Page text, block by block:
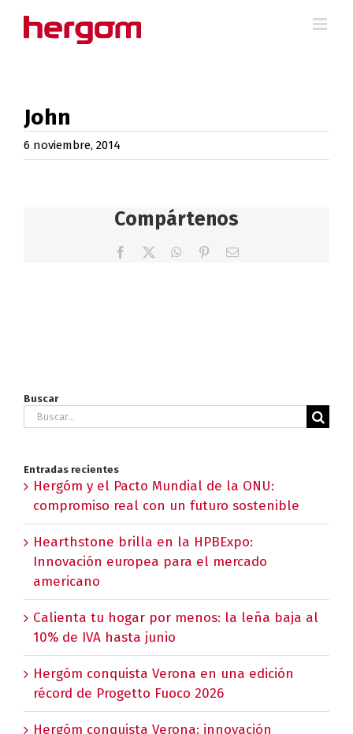
John
6 noviembre, 2014
Compártenos
Facebook WhatsApp
PinterestCorreo
Buscar
Buscar:
Entradas recientes
Hergóm y el Pacto Mundial de la ONU:
compromiso real con un futuro sostenible
Hearthstone brilla en la HPBExpo:
Innovación europea para el mercado
americano
Calienta tu hogar por menos: la leña baja al
10% de IVA hasta junio
Hergóm conquista Verona en una edición
récord de Progetto Fuoco 2026
Hergóm conquista Verona: innovación